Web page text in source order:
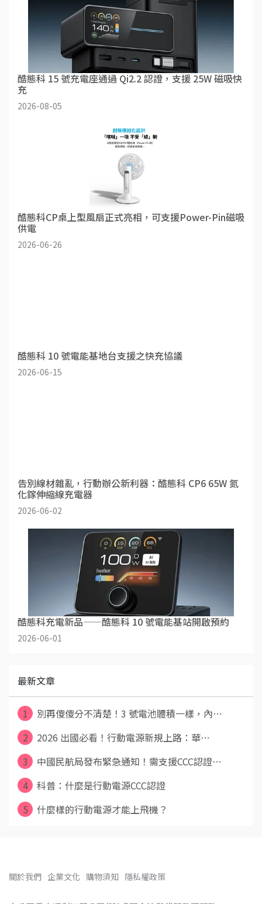
酷態科 15 號充電座通過 Qi2.2 認證，支援 25W 磁吸快
充
2026-08-05
酷態科CP桌上型風扇正式亮相，可支援Power-Pin磁吸
供電
2026-06-26
酷態科 10 號電能基地台支援之快充協議
2026-06-15
告別線材雜亂，行動辦公新利器：酷態科 CP6 65W 氮
化鎵伸縮線充電器
2026-06-02
酷態科充電新品——酷態科 10 號電能基站開啟預約
2026-06-01
最新文章
1
別再傻傻分不清楚！3 號電池體積一樣，內⋯
2
2026 出國必看！行動電源新規上路：華⋯
3
中國民航局發布緊急通知！需支援CCC認證⋯
4
科普：什麼是行動電源CCC認證
5
什麼樣的行動電源才能上飛機？
關於我們 企業文化 購物須知 隱私權政策